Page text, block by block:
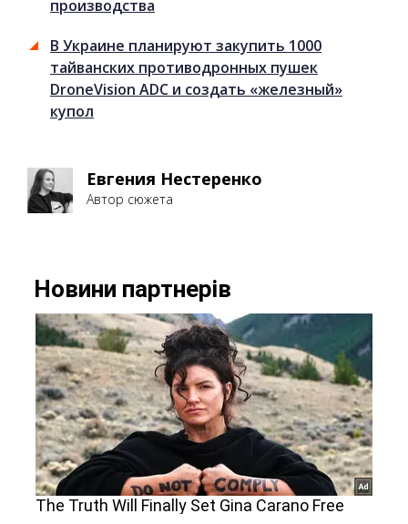
производства
В Украине планируют закупить 1000
тайванских противодронных пушек
DroneVision АDC и создать «железный»
купол
Евгения Нестеренко
Автор сюжета